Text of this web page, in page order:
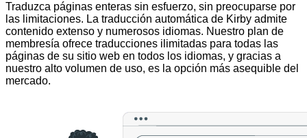
Traduzca páginas enteras sin esfuerzo, sin preocuparse por
las limitaciones. La traducción automática de Kirby admite
contenido extenso y numerosos idiomas. Nuestro plan de
membresía ofrece traducciones ilimitadas para todas las
páginas de su sitio web en todos los idiomas, y gracias a
nuestro alto volumen de uso, es la opción más asequible del
mercado.